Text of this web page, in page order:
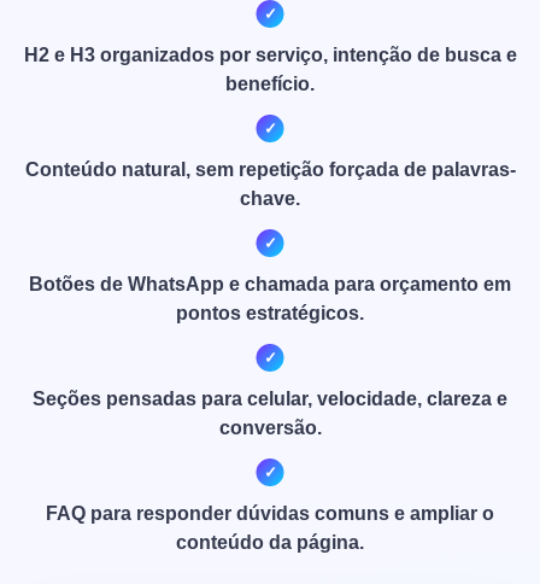
H2 e H3 organizados por serviço, intenção de busca e
benefício.
Conteúdo natural, sem repetição forçada de palavras-
chave.
Botões de WhatsApp e chamada para orçamento em
pontos estratégicos.
Seções pensadas para celular, velocidade, clareza e
conversão.
FAQ para responder dúvidas comuns e ampliar o
conteúdo da página.